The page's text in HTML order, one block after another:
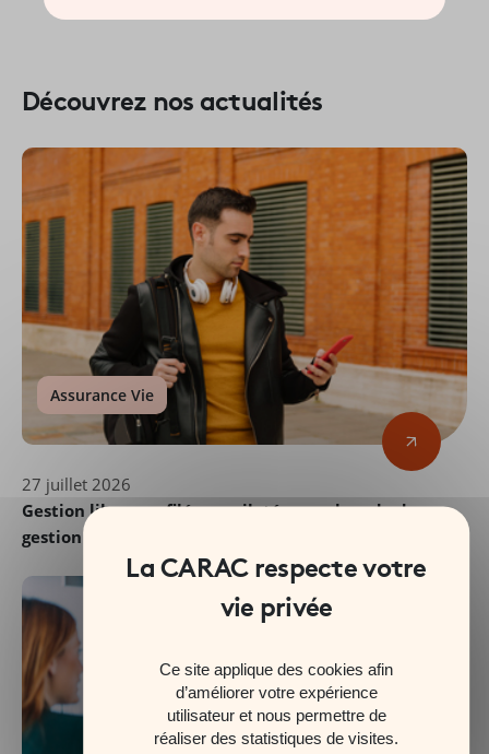
Découvrez nos actualités
Assurance Vie
27 juillet 2026
Gestion libre, profilée ou pilotée : quel mode de
gestion pour son assurance vie ?
Ce site applique des cookies afin
d’améliorer votre expérience
utilisateur et nous permettre de
réaliser des statistiques de visites.